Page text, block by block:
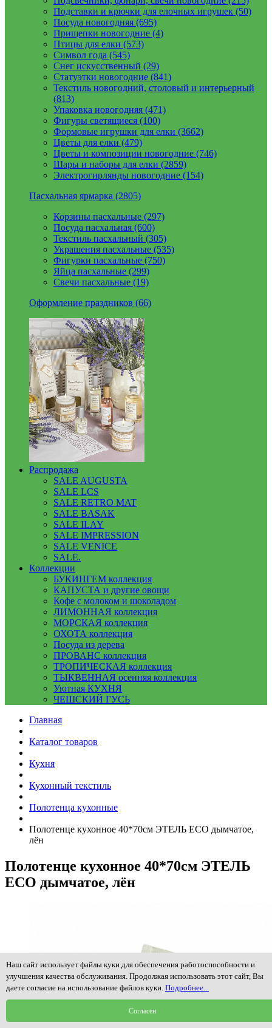
Подставки и крючки для елочных игрушек (50)
Посуда новогодняя (695)
Прищепки новогодние (4)
Птицы для елки (573)
Символ года (545)
Снег искусственный (29)
Статуэтки новогодние (841)
Текстиль новогодний, столовый и интерьерный
(813)
Упаковка новогодняя (471)
Фигуры светящиеся (100)
Формовые игрушки для елки (3662)
Цветы для елки (479)
Цветы и композиции новогодние (746)
Шары и наборы для елки (2859)
Электрогирлянды новогодние (154)
Пасхальная ярмарка (2805)
Корзины пасхальные (297)
Посуда пасхальная (600)
Текстиль пасхальный (305)
Украшения пасхальные (535)
Фигурки пасхальные (750)
Яйца пасхальные (299)
Свечи пасхальные (19)
Оформление праздников (66)
Распродажа
SALE AUGUSTA
SALE LCS
SALE RETRO MAT
SALE BASAK
SALE ILAY
SALE IMPRESSION
SALE VENICE
SALE.
Коллекции
БУКИНГЕМ коллекция
КАПУСТА и другие овощи
Кофе с молоком и шоколадом
ЛИМОННАЯ коллекция
МОРСКАЯ коллекция
ОХОТА коллекция
Посуда из дерева
ПРОВАНС коллекция
ТРОПИЧЕСКАЯ коллекция
ТЫКВЕННАЯ осенняя коллекция
Уютная КУХНЯ
ЧЕШСКИЙ ГУСЬ
Главная
Каталог товаров
Кухня
Кухонный текстиль
Полотенца кухонные
Полотенце кухонное 40*70см ЭТЕЛЬ ECO дымчатое,
лён
Полотенце кухонное 40*70см ЭТЕЛЬ
ECO дымчатое, лён
Наш сайт использует файлы куки для обеспечения работоспособности и
улучшения качества обслуживания. Продолжая использовать этот сайт, Вы
даете согласие на использование файлов куки. Подробнее...
Согласен